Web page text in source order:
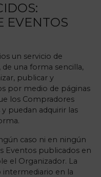
EVENTOS
un servicio de
una forma sencilla,
publicar y
por medio de páginas
los Compradores
puedan adquirir las
caso ni en ningún
Eventos publicados en
el Organizador. La
en la